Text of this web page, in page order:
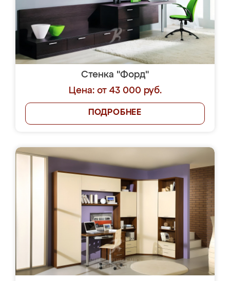
Стенка "Форд"
Цена: от 43 000 руб.
ПОДРОБНЕЕ